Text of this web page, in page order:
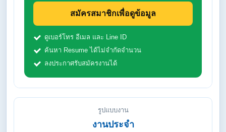
สมัครสมาชิกเพื่อดูข้อมูล
ดูเบอร์โทร อีเมล และ Line ID
ค้นหา Resume ได้ไม่จำกัดจำนวน
ลงประกาศรับสมัครงานได้
รูปแบบงาน
งานประจำ